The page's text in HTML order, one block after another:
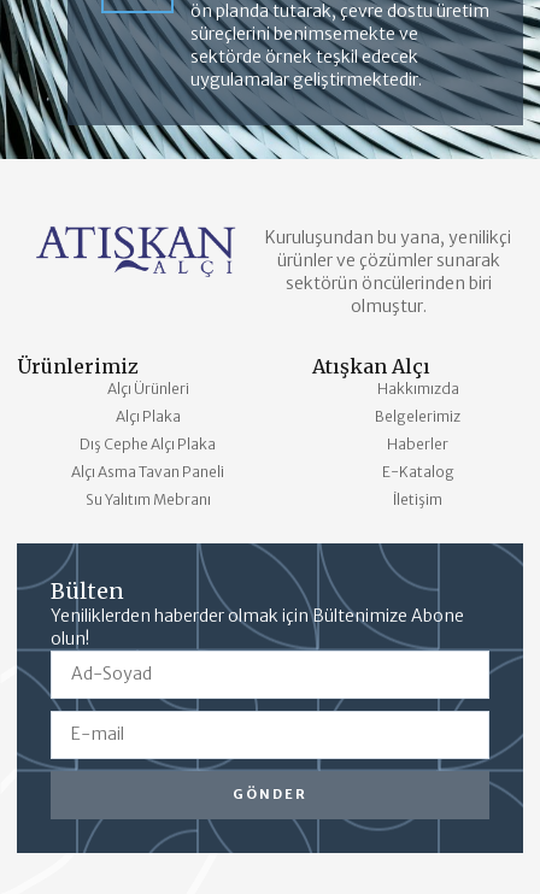
ön planda tutarak, çevre dostu üretim
süreçlerini benimsemekte ve
sektörde örnek teşkil edecek
uygulamalar geliştirmektedir.
Kuruluşundan bu yana, yenilikçi
ürünler ve çözümler sunarak
sektörün öncülerinden biri
olmuştur.
Ürünlerimiz
Alçı Ürünleri
Alçı Plaka
Dış Cephe Alçı Plaka
Alçı Asma Tavan Paneli
Su Yalıtım Mebranı
Atışkan Alçı
Hakkımızda
Belgelerimiz
Haberler
E-Katalog
İletişim
Bülten
Yeniliklerden haberder olmak için Bültenimize Abone
olun!
GÖNDER